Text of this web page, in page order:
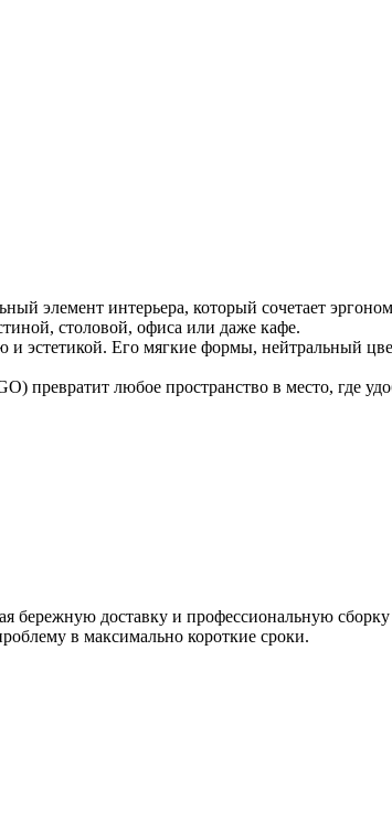
интерьера, который сочетает
столовой, офиса или даже кафе.
Его мягкие формы, нейтральный
любое пространство в место, где
бережную доставку и профессиональную
в максимально короткие сроки.